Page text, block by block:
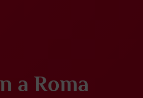
a Roma